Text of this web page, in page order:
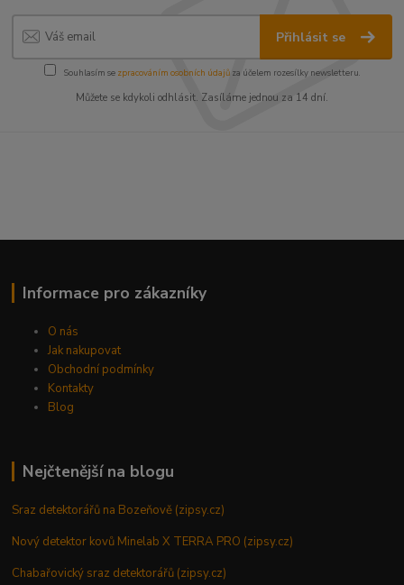
Přihlásit se
Souhlasím se zpracováním osobních údajůza účelem rozesílky newsletteru.
Můžete se kdykoli odhlásit. Zasíláme jednou za 14 dní.
Informace pro zákazníky
O nás
Jak nakupovat
Obchodní podmínky
Kontakty
Blog
Nejčtenější na blogu
Sraz detektorářů na Bozeňově (zipsy.cz)
Nový detektor kovů Minelab X TERRA PRO (zipsy.cz)
Chabařovický sraz detektorářů (zipsy.cz)